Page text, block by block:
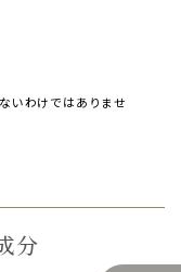
いわけではありませ
分